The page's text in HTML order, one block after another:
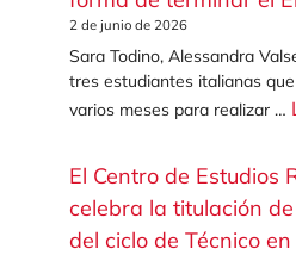
2 de junio de 2026
Sara Todino, Alessandra
tres estudiantes italianas
varios meses para realizar …
El Centro de Estudios
celebra la titulación
del ciclo de Técnico